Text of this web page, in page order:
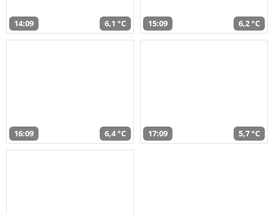
14:09 6,1 °C 15:09 6,2 °C
16:09 6,4 °C 17:09 5,7 °C